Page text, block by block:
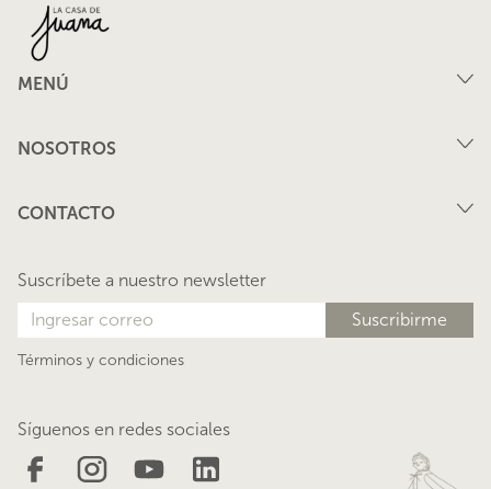
MENÚ
Nosotros
Blog
NOSOTROS
CONTACTO
Suscríbete a nuestro newsletter
Términos y condiciones
Síguenos en redes sociales